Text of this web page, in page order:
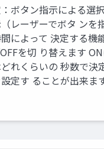
ボタン指示による選
レーザーでボタ ンを
によって 決定する機
を切 り替えます
れくらいの 秒数で決
定す ることが出来ま